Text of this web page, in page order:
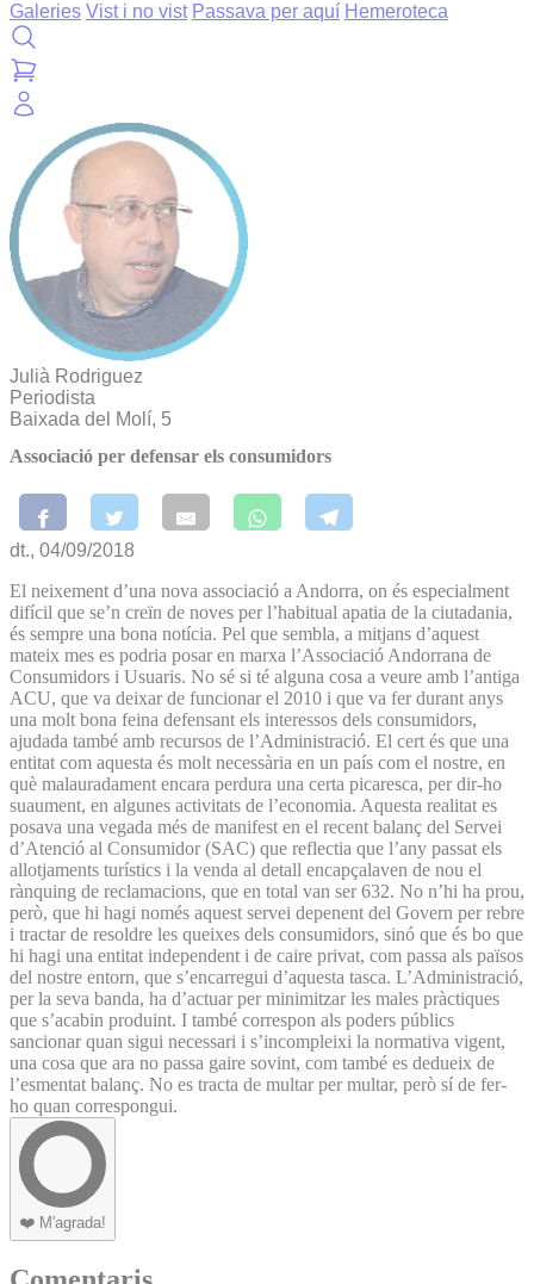
Galeries Vist i no vist Passava per aquí Hemeroteca
Julià Rodriguez
Periodista
Baixada del Molí, 5
Associació per defensar els consumidors
dt., 04/09/2018
El neixement d’una nova associació a Andorra, on és especialment
difícil que se’n creïn de noves per l’habitual apatia de la ciutadania,
és sempre una bona notícia. Pel que sembla, a mitjans d’aquest
mateix mes es podria posar en marxa l’Associació Andorrana de
Consumidors i Usuaris. No sé si té alguna cosa a veure amb l’antiga
ACU, que va deixar de funcionar el 2010 i que va fer durant anys
una molt bona feina defensant els interessos dels consumidors,
ajudada també amb recursos de l’Administració. El cert és que una
entitat com aquesta és molt necessària en un país com el nostre, en
què malauradament encara perdura una certa picaresca, per dir-ho
suaument, en algunes activitats de l’economia. Aquesta realitat es
posava una vegada més de manifest en el recent balanç del Servei
d’Atenció al Consumidor (SAC) que reflectia que l’any passat els
allotjaments turístics i la venda al detall encapçalaven de nou el
rànquing de reclamacions, que en total van ser 632. No n’hi ha prou,
però, que hi hagi només aquest servei depenent del Govern per rebre
i tractar de resoldre les queixes dels consumidors, sinó que és bo que
hi hagi una entitat independent i de caire privat, com passa als països
del nostre entorn, que s’encarregui d’aquesta tasca. L’Administració,
per la seva banda, ha d’actuar per minimitzar les males pràctiques
que s’acabin produint. I també correspon als poders públics
sancionar quan sigui necessari i s’incompleixi la normativa vigent,
una cosa que ara no passa gaire sovint, com també es dedueix de
l’esmentat balanç. No es tracta de multar per multar, però sí de fer-
ho quan correspongui.
❤️ M'agrada!